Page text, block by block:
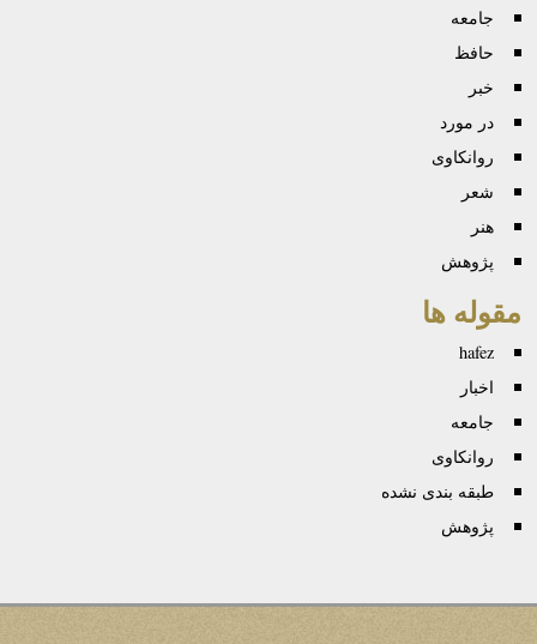
جامعه
حافظ
خبر
در مورد
روانكاوی
شعر
هنر
پژوهش
مقوله ها
hafez
اخبار
جامعه
روانكاوی
طبقه بندی نشده
پژوهش